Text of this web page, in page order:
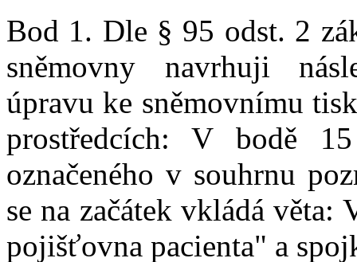
Bod 1. Dle § 95 odst. 2
sněmovny navrhuji
úpravu ke sněmovnímu
prostředcích: V bodě
označeného v souhrnu
se na začátek vkládá
pojišťovna pacienta" a